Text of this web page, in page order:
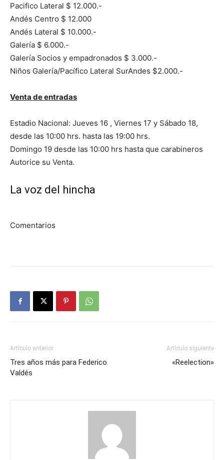
Pacifico Lateral $ 12.000.-
Andés Centro $ 12.000
Andés Lateral $ 10.000.-
Galería $ 6.000.-
Galería Socios y empadronados $ 3.000.-
Niños Galería/Pacífico Lateral SurAndes $2.000.-
Venta de entradas
Estadio Nacional: Jueves 16 , Viernes 17 y Sábado 18,
desde las 10:00 hrs. hasta las 19:00 hrs.
Domingo 19 desde las 10:00 hrs hasta que carabineros
Autorice su Venta.
La voz del hincha
Comentarios
Artículo anterior
Tres años más para Federico
Valdés
Artículo siguiente
«Reelection»